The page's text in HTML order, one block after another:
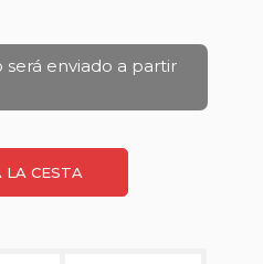
enviado a partir
LA CESTA